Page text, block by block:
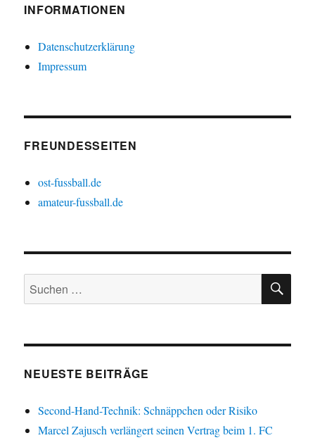
INFORMATIONEN
Datenschutzerklärung
Impressum
FREUNDESSEITEN
ost-fussball.de
amateur-fussball.de
Suchen
nach:
NEUESTE BEITRÄGE
Second-Hand-Technik: Schnäppchen oder Risiko
Marcel Zajusch verlängert seinen Vertrag beim 1. FC